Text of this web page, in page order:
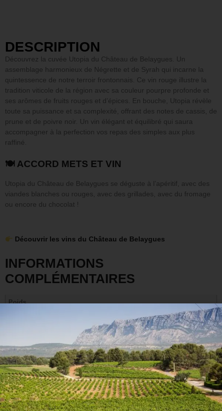
DESCRIPTION
Découvrez la cuvée Utopia du Château de Belaygues. Un
assemblage harmonieux de Négrette et de Syrah qui incarne la
quintessence de notre terroir frontonnais. Ce vin rouge illustre la
tradition viticole de la région avec sa couleur pourpre profonde et
ses arômes de fruits rouges et d’épices. En bouche, Utopia révèle
toute sa puissance et sa complexité, offrant des notes de cassis, de
prune et de poivre noir. Un vin élégant et équilibré qui saura
accompagner à la perfection vos repas des simples aux plus
raffiné.
🍽 ACCORD METS ET VIN
Utopia du Château de Belaygues se déguste à l’apéritif, avec des
viandes blanches ou rouges, avec des grillades, avec du fromage
ou encore du chocolat !
Découvrir les vins du Château de Belaygues
INFORMATIONS
COMPLÉMENTAIRES
Poids
Négrette, Syrah
Arômes du vin
Épicé, Fruits rouges
Accords mets et vins
Apéritif, Dessert, Fromage, Viande blanche, Viande rouge